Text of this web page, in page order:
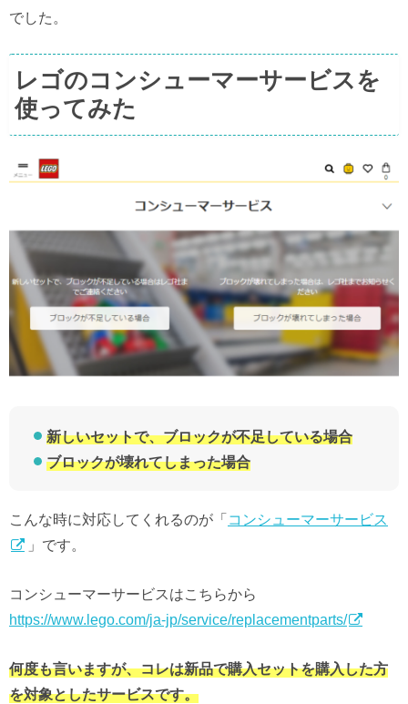
でした。
レゴのコンシューマーサービスを
使ってみた
新しいセットで、ブロックが不足している場合
ブロックが壊れてしまった場合
こんな時に対応してくれるのが「コンシューマーサービス
」です。
コンシューマーサービスはこちらから
https://www.lego.com/ja-jp/service/replacementparts/
何度も言いますが、コレは新品で購入セットを購入した方
を対象としたサービスです。